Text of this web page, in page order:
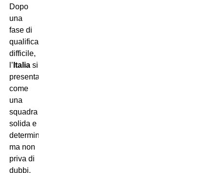
Dopo
una
fase di
qualificazione
difficile,
l’ Italiasi
presentava
come
una
squadra
solida e
determinata,
ma non
priva di
dubbi.